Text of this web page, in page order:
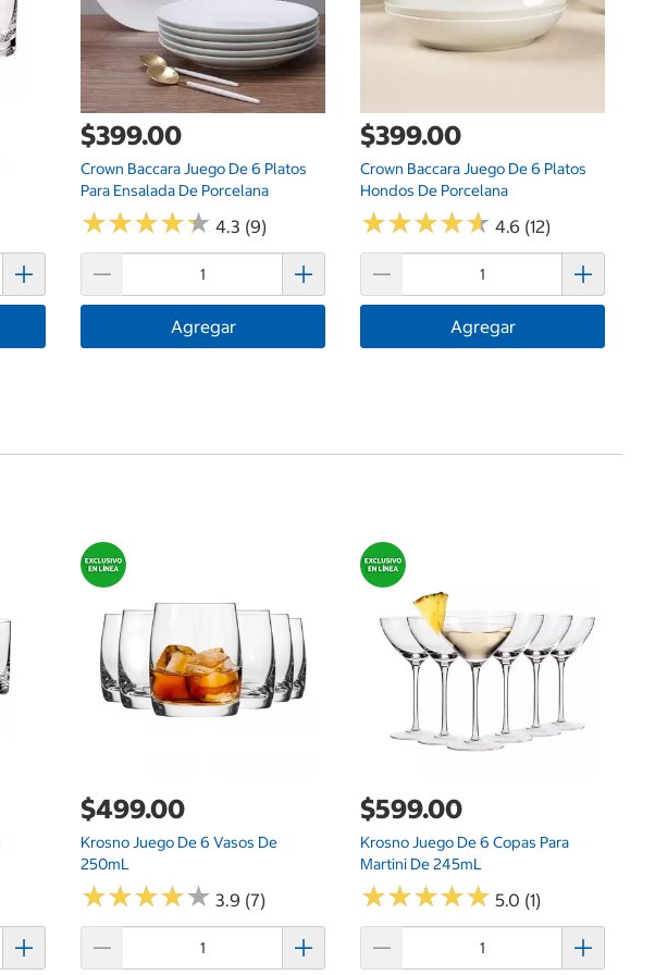
$399.00
Crown Baccara Juego De 6 Platos
Para Ensalada De Porcelana
★★★★★
★★★★★ 4.3 (9)
Agregar
$399.00
Crown Baccara Juego De 6 Platos
Hondos De Porcelana
★★★★★
★★★★★ 4.6 (12)
Agregar
$499.00
Krosno Juego De 6 Vasos De
250mL
★★★★★
★★★★★ 3.9 (7)
$599.00
Krosno Juego De 6 Copas Para
Martini De 245mL
★★★★★
★★★★★ 5.0 (1)